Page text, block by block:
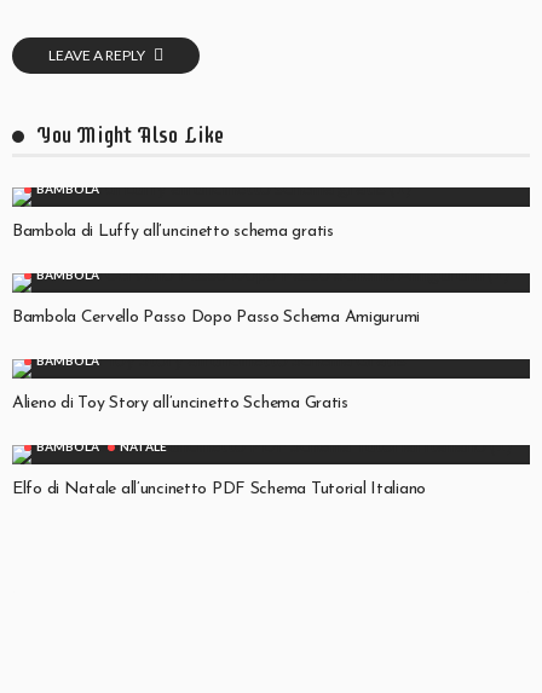
LEAVE A REPLY
You Might Also Like
BAMBOLA
Bambola di Luffy all’uncinetto schema gratis
BAMBOLA
Bambola Cervello Passo Dopo Passo Schema Amigurumi
BAMBOLA
Alieno di Toy Story all’uncinetto Schema Gratis
BAMBOLA NATALE
Elfo di Natale all’uncinetto PDF Schema Tutorial Italiano